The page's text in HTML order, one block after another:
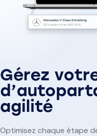
Gérez
agilité
Optimisez chaque étape